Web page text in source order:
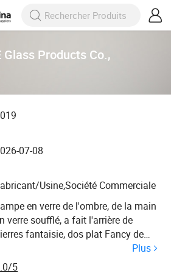
Glass Products Co.,
07-08
Usine,Société Commerciale
en verre de l'ombre, de la main
verre soufflé, a fait l'arrière de
fantaisie, dos plat Fancy de
pierres, de Verre en cristal à coudre sur
en cristal, boutons, de Verre en
Plus
5